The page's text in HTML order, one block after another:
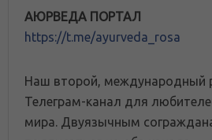
АЮРВЕДА ПОРТАЛ
https://t.me/ayurveda_rosa
Наш второй, международный
Телеграм-канал для
мира. Двуязычным